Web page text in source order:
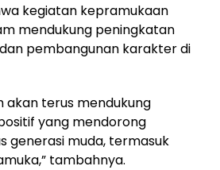
kegiatan kepramukaan
mendukung peningkatan
pembangunan karakter di
akan terus mendukung
yang mendorong
generasi muda, termasuk
tambahnya.